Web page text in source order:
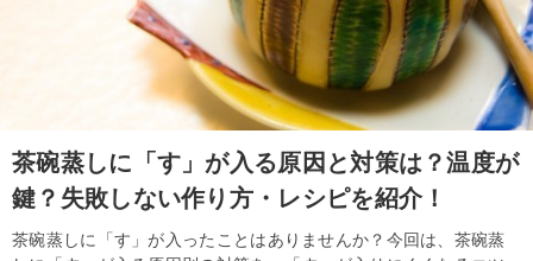
茶碗蒸しに「す」が入る原因と対策は？温度が
鍵？失敗しない作り方・レシピを紹介！
茶碗蒸しに「す」が入ったことはありませんか？今回は、茶碗蒸